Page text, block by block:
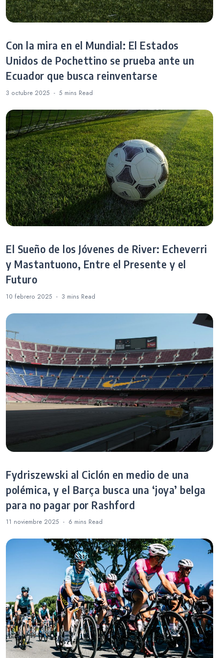
Con la mira en el Mundial: El Estados
Unidos de Pochettino se prueba ante un
Ecuador que busca reinventarse
3 octubre 2025 5 mins Read
El Sueño de los Jóvenes de River: Echeverri
y Mastantuono, Entre el Presente y el
Futuro
10 febrero 2025 3 mins Read
Fydriszewski al Ciclón en medio de una
polémica, y el Barça busca una ‘joya’ belga
para no pagar por Rashford
11 noviembre 2025 6 mins Read